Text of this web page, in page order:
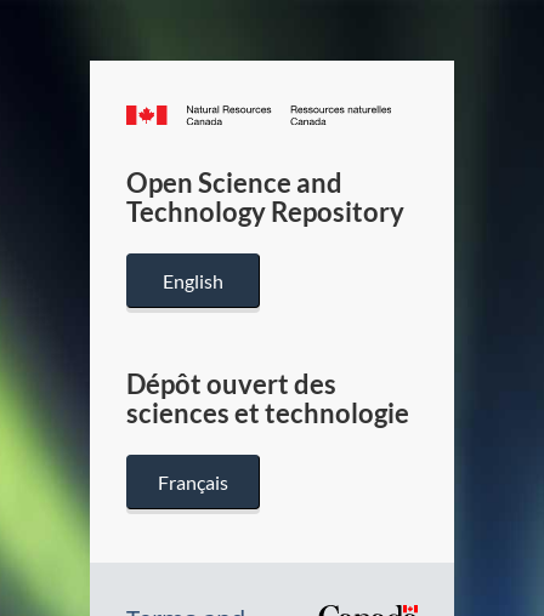
Canada.ca
/
Canada
Open Science and
Technology Repository
English
Dépôt ouvert des
sciences et technologie
Français